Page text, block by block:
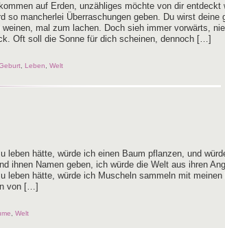
auf Erden, unzäh­li­ges möch­te von dir ent­deckt
so man­cher­lei Über­ra­schun­gen geben. Du wirst dei­ne
mal zum lachen. Doch sieh immer vor­wärts,
Oft soll die Son­ne für dich schei­nen, dennoch […]
Leben
Welt
leben hät­te, wür­de ich einen Baum pflan­zen, und
ihnen Namen geben, ich wür­de die Welt aus ihren
leben hät­te, wür­de ich Muscheln sam­meln mit mei­nen
von […]
Welt